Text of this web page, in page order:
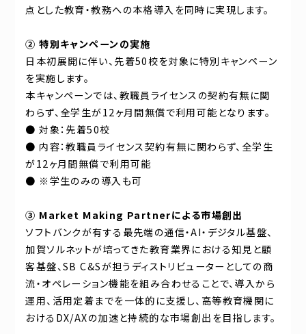
点とした教育・教務への本格導入を同時に実現します。
② 特別キャンペーンの実施
日本初展開に伴い、先着50校を対象に特別キャンペーン
を実施します。
本キャンペーンでは、教職員ライセンスの契約有無に関
わらず、全学生が12ヶ月間無償で利用可能となります。
● 対象：先着50校
● 内容：教職員ライセンス契約有無に関わらず、全学生
が12ヶ月間無償で利用可能
● ※学生のみの導入も可
③ Market Making Partnerによる市場創出
ソフトバンクが有する最先端の通信・AI・デジタル基盤、
加賀ソルネットが培ってきた教育業界における知見と顧
客基盤、SB C&Sが担うディストリビューターとしての商
流・オペレーション機能を組み合わせることで、導入から
運用、活用定着までを一体的に支援し、高等教育機関に
おけるDX/AXの加速と持続的な市場創出を目指します。